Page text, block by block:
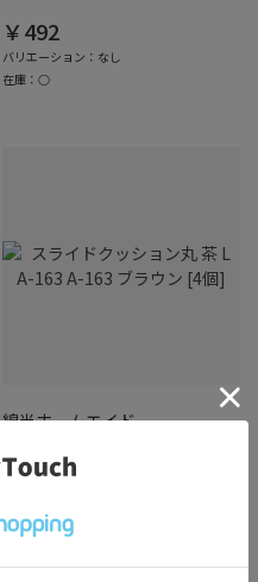
￥492
バリエーション：なし
在庫：○
綿半ホームエイド
スライドクッション丸 茶 L A-
163 A-163 ブラウン [4個]
￥657